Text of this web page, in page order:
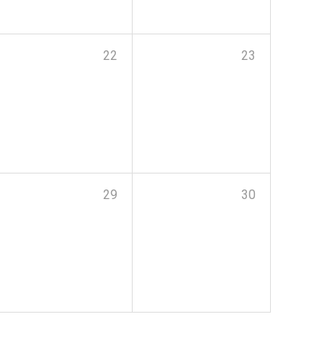
22 23
29 30